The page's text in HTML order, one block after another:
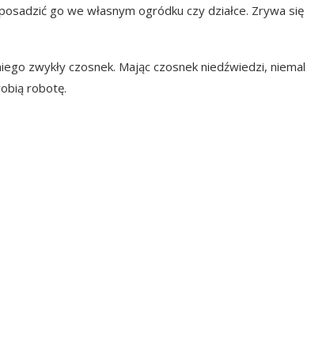
go we własnym ogródku czy działce. Zrywa się
zwykły czosnek. Mając czosnek niedźwiedzi, niemal
robotę.